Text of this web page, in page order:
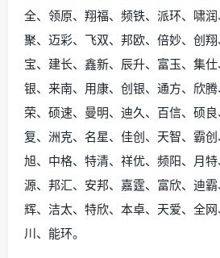
全、领原、翔福、频铁、派环、啸
聚、迈彩、飞双、邦欧、倍妙、创
宝、建长、鑫新、辰升、富玉、集
银、来南、用康、创银、通方、欣
荣、硕速、曼明、迪久、百信、硕
复、洲克、名星、佳创、天智、霸
旭、中格、特清、祥优、频阳、月
源、邦汇、安邦、嘉霆、富欣、迪
辉、洁太、特欣、本卓、天爱、全
川、能环。